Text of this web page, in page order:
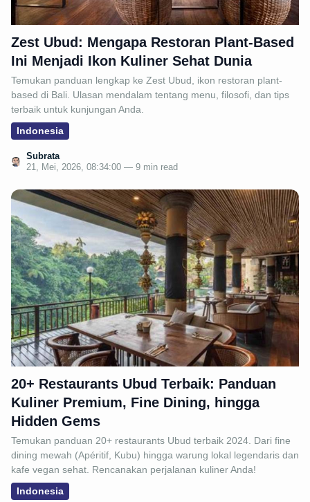
Zest Ubud: Mengapa Restoran Plant-Based
Ini Menjadi Ikon Kuliner Sehat Dunia
Temukan panduan lengkap ke Zest Ubud, ikon restoran plant-
based di Bali. Ulasan mendalam tentang menu, filosofi, dan tips
terbaik untuk kunjungan Anda.
Indonesia
Subrata
21, Mei, 2026, 08:34:00 — 9 min read
20+ Restaurants Ubud Terbaik: Panduan
Kuliner Premium, Fine Dining, hingga
Hidden Gems
Temukan panduan 20+ restaurants Ubud terbaik 2024. Dari fine
dining mewah (Apéritif, Kubu) hingga warung lokal legendaris dan
kafe vegan sehat. Rencanakan perjalanan kuliner Anda!
Indonesia